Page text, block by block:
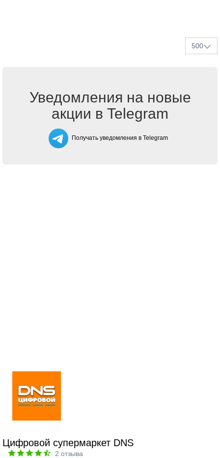
500
Уведомления на новые
акции в Telegram
Получать уведомления в Telegram
Цифровой супермаркет DNS
2 отзыва